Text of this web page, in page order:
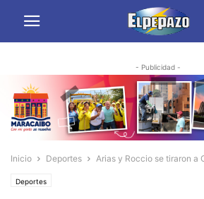
- Publicidad -
Inicio Deportes Arias y Roccio se tiraron a
Deportes